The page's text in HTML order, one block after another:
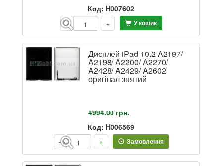
Код: H007602
- + У кошик
Дисплей iPad 10.2 A2197/
A2198/ A2200/ A2270/
A2428/ A2429/ A2602
оригінал знятий
4994.00 грн.
Код: H006569
- + Замовлення